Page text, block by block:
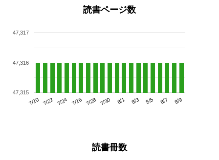
読書ページ数
7/20 7/22 7/24 7/26 7/28 7/30 8/1 8/3 8/5 8/7 8/9
47,315
47,316
47,317
読書冊数